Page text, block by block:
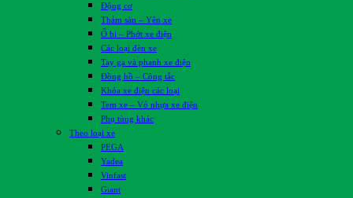
Động cơ
Thảm sàn – Yên xe
Ổ bi – Phớt xe điện
Các loại đèn xe
Tay ga và phanh xe điện
Đồng hồ – Công tắc
Khóa xe điện các loại
Tem xe – Vỏ nhựa xe điện
Phụ tùng khác
Theo loại xe
PEGA
Yadea
Vinfast
Giant